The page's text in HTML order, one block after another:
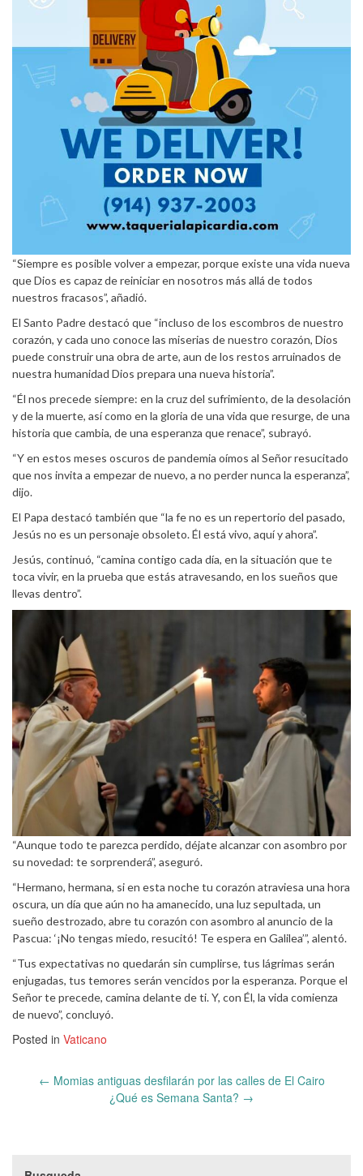
“Siempre es posible volver a empezar, porque existe una vida nueva
que Dios es capaz de reiniciar en nosotros más allá de todos
nuestros fracasos”, añadió.
El Santo Padre destacó que “incluso de los escombros de nuestro
corazón, y cada uno conoce las miserias de nuestro corazón, Dios
puede construir una obra de arte, aun de los restos arruinados de
nuestra humanidad Dios prepara una nueva historia”.
“Él nos precede siempre: en la cruz del sufrimiento, de la desolación
y de la muerte, así como en la gloria de una vida que resurge, de una
historia que cambia, de una esperanza que renace”, subrayó.
“Y en estos meses oscuros de pandemia oímos al Señor resucitado
que nos invita a empezar de nuevo, a no perder nunca la esperanza”,
dijo.
El Papa destacó también que “la fe no es un repertorio del pasado,
Jesús no es un personaje obsoleto. Él está vivo, aquí y ahora”.
Jesús, continuó, “camina contigo cada día, en la situación que te
toca vivir, en la prueba que estás atravesando, en los sueños que
llevas dentro”.
“Aunque todo te parezca perdido, déjate alcanzar con asombro por
su novedad: te sorprenderá”, aseguró.
“Hermano, hermana, si en esta noche tu corazón atraviesa una hora
oscura, un día que aún no ha amanecido, una luz sepultada, un
sueño destrozado, abre tu corazón con asombro al anuncio de la
Pascua: ‘¡No tengas miedo, resucitó! Te espera en Galilea’”, alentó.
“Tus expectativas no quedarán sin cumplirse, tus lágrimas serán
enjugadas, tus temores serán vencidos por la esperanza. Porque el
Señor te precede, camina delante de ti. Y, con Él, la vida comienza
de nuevo”, concluyó.
Posted in Vaticano
← Momias antiguas desfilarán por las calles de El Cairo
¿Qué es Semana Santa? →